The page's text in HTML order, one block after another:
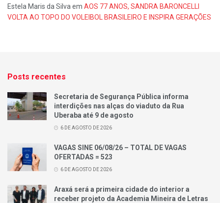
Estela Maris da Silva em AOS 77 ANOS, SANDRA BARONCELLI
VOLTA AO TOPO DO VOLEIBOL BRASILEIRO E INSPIRA GERAÇÕES
Posts recentes
Secretaria de Segurança Pública informa
interdições nas alças do viaduto da Rua
Uberaba até 9 de agosto
6 DE AGOSTO DE 2026
VAGAS SINE 06/08/26 – TOTAL DE VAGAS
OFERTADAS = 523
6 DE AGOSTO DE 2026
Araxá será a primeira cidade do interior a
receber projeto da Academia Mineira de Letras